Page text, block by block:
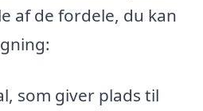
af de fordele, du kan
som giver plads til